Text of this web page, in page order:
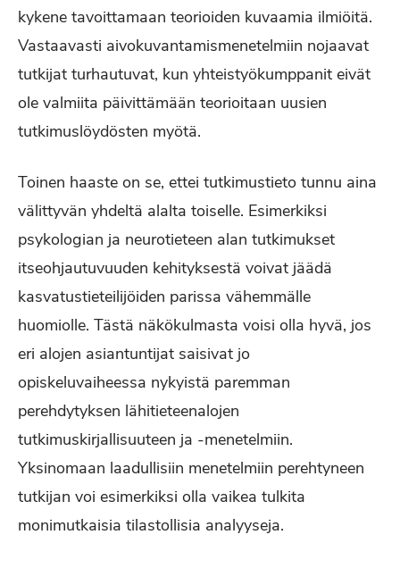
kykene tavoittamaan teorioiden kuvaamia ilmiöitä.
Vastaavasti aivokuvantamismenetelmiin nojaavat
tutkijat turhautuvat, kun yhteistyökumppanit eivät
ole valmiita päivittämään teorioitaan uusien
tutkimuslöydösten myötä.
Toinen haaste on se, ettei tutkimustieto tunnu aina
välittyvän yhdeltä alalta toiselle. Esimerkiksi
psykologian ja neurotieteen alan tutkimukset
itseohjautuvuuden kehityksestä voivat jäädä
kasvatustieteilijöiden parissa vähemmälle
huomiolle. Tästä näkökulmasta voisi olla hyvä, jos
eri alojen asiantuntijat saisivat jo
opiskeluvaiheessa nykyistä paremman
perehdytyksen lähitieteenalojen
tutkimuskirjallisuuteen ja -menetelmiin.
Yksinomaan laadullisiin menetelmiin perehtyneen
tutkijan voi esimerkiksi olla vaikea tulkita
monimutkaisia tilastollisia analyyseja.